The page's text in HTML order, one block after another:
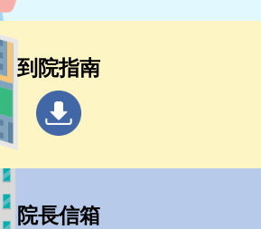
到院指南
院長信箱